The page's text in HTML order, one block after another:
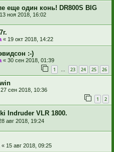
еще один конь! DR800S BIG
13 ноя 2018, 16:02
« 19 окт 2018, 14:22
:-)
« 30 сен 2018, 01:39
1 … 23 24 25 26
27 сен 2018, 10:36
1 2
Indruder VLR 1800.
авг 2018, 19:24
« 15 авг 2018, 09:25